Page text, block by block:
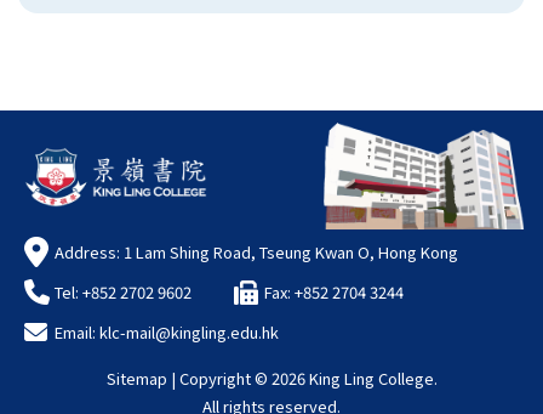
Address: 1 Lam Shing Road, Tseung Kwan O, Hong Kong
Tel: +852 2702 9602
Fax: +852 2704 3244
Email: klc-mail@kingling.edu.hk
Sitemap | Copyright © 2026 King Ling College.
All rights reserved.